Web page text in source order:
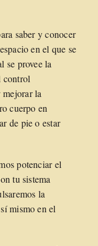
saber y conocer
en el que se
se provee la
control
la
cuerpo en
de pie o estar
potenciar el
tu sistema
la
mismo en el